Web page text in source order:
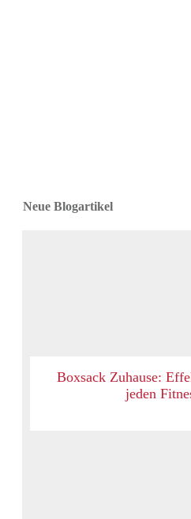
Neue Blogartikel
Boxsack Zuhause:
jeden